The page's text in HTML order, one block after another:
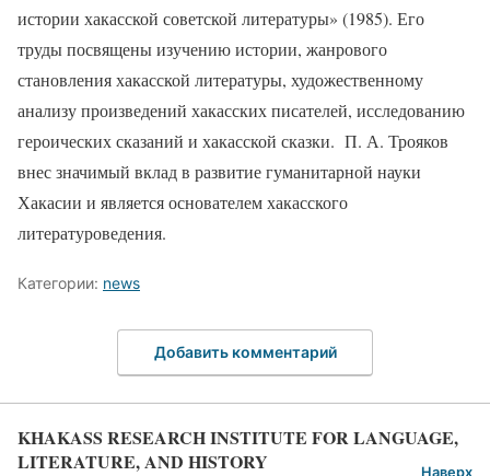
истории хакасской советской литературы» (1985). Его
труды посвящены изучению истории, жанрового
становления хакасской литературы, художественному
анализу произведений хакасских писателей, исследованию
героических сказаний и хакасской сказки. П. А. Трояков
внес значимый вклад в развитие гуманитарной науки
Хакасии и является основателем хакасского
литературоведения.
Категории: news
Добавить комментарий
KHAKASS RESEARCH INSTITUTE FOR LANGUAGE,
LITERATURE, AND HISTORY
Наверх